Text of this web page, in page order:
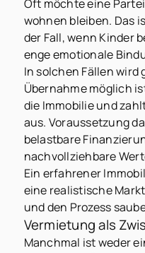
Oft möchte eine
wohnen bleiben. Das
der Fall, wenn Kinder
enge emotionale
In solchen Fällen
Übernahme möglich
die Immobilie und
aus. Voraussetzung
belastbare
nachvollziehbare
Ein erfahrener
eine realistische
und den Prozess
Vermietung als
Manchmal ist weder